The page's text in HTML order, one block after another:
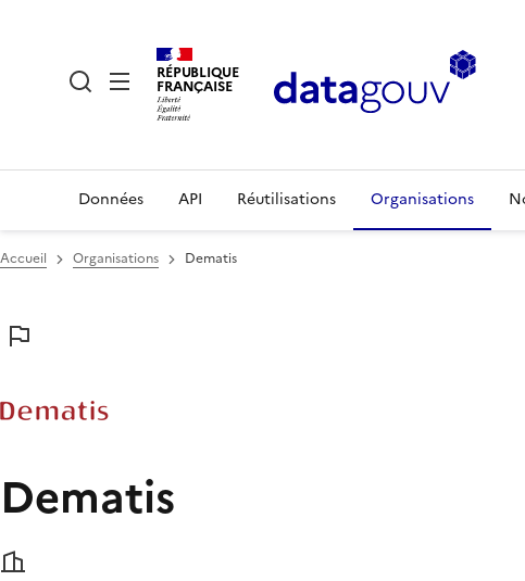
RÉPUBLIQUE
FRANÇAISE
Données API Réutilisations Organisations
Accueil Organisations Dematis
Dematis